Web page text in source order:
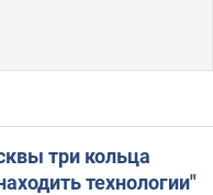
три кольца
технологии"